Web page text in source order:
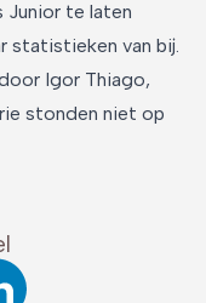
Junior te laten
statistieken van bij.
Igor Thiago,
stonden niet op